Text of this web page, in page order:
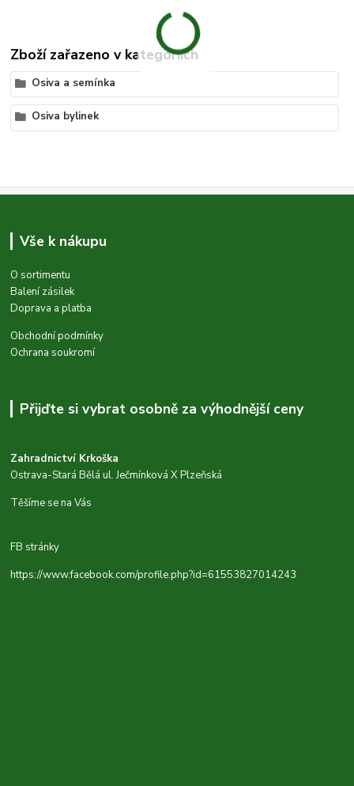
Zboží zařazeno v kategoriích
Osiva a semínka
Osiva bylinek
Vše k nákupu
O sortimentu
Balení zásilek
Doprava a platba
Obchodní podmínky
Ochrana soukromí
Přijďte si vybrat osobně za výhodnější ceny
Zahradnictví Krkoška
Ostrava-Stará Bělá ul. Ječmínková X Plzeňská
Těšíme se na Vás
FB stránky
https://www.facebook.com/profile.php?id=61553827014243